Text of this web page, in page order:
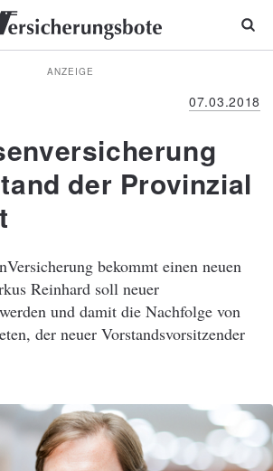
ANZEIGE
07.03.2018
der Provinzial
bekommt einen neuen
Reinhard soll neuer
und damit die Nachfolge von
der neuer Vorstandsvorsitzender